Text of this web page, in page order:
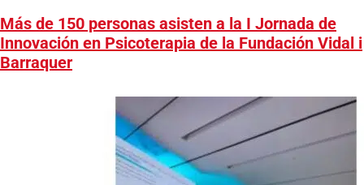
Más de 150 personas asisten a la I Jornada de
Innovación en Psicoterapia de la Fundación Vidal i
Barraquer